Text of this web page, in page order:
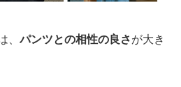
、パンツとの相性の良さが大き